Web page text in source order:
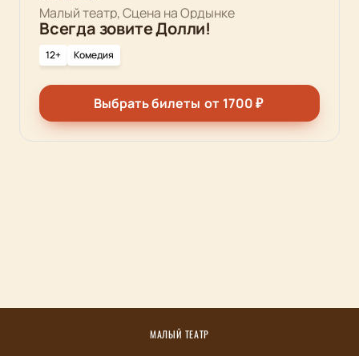
Малый театр, Сцена на Ордынке
Всегда зовите Долли!
12+ Комедия
Выбрать билеты от 1700₽
МАЛЫЙ ТЕАТР